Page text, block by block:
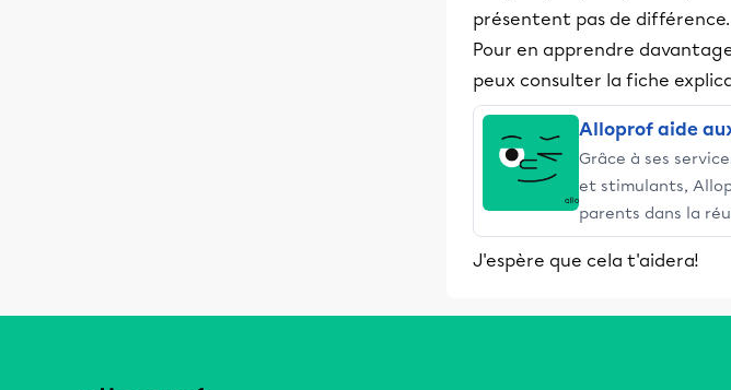
présentent pas de différence.
Pour en apprendre
peux consulter la fiche
Alloprof aide
Grâce à ses
et stimulants,
parents dans la
J'espère que cela t'aidera!